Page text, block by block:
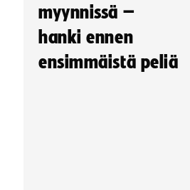
myynnissä –
hanki ennen
ensimmäistä peliä